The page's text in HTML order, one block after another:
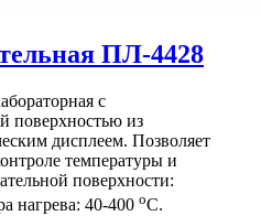
ПЛ-4428
с
поверхностью из
дисплеем. Позволяет
температуры и
поверхности:
нагрева: 40-400 оС.